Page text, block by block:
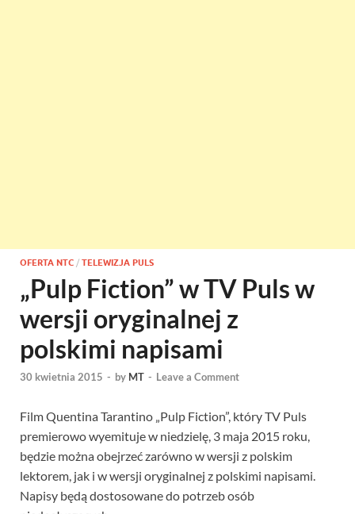
OFERTA NTC / TELEWIZJA PULS
„Pulp Fiction” w TV Puls w
wersji oryginalnej z
polskimi napisami
30 kwietnia 2015 - by MT - Leave a Comment
Film Quentina Tarantino „Pulp Fiction”, który TV Puls
premierowo wyemituje w niedzielę, 3 maja 2015 roku,
będzie można obejrzeć zarówno w wersji z polskim
lektorem, jak i w wersji oryginalnej z polskimi napisami.
Napisy będą dostosowane do potrzeb osób